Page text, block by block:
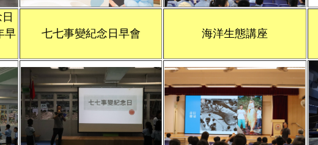
早
七七事變紀念日早會 海洋生態講座